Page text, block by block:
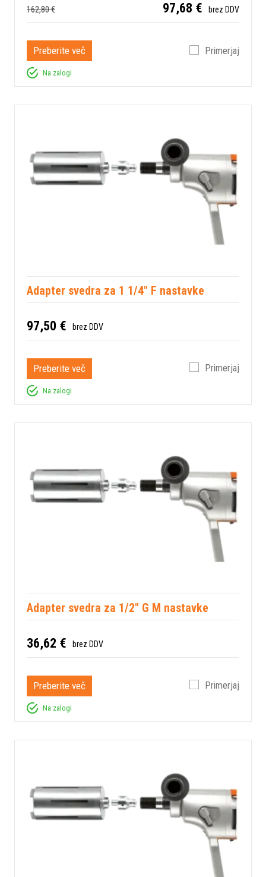
162,80 € 97,68 € brez DDV
Preberite več Primerjaj
Na zalogi
Adapter svedra za 1 1/4" F nastavke
97,50 € brez DDV
Preberite več Primerjaj
Na zalogi
Adapter svedra za 1/2" G M nastavke
36,62 € brez DDV
Preberite več Primerjaj
Na zalogi